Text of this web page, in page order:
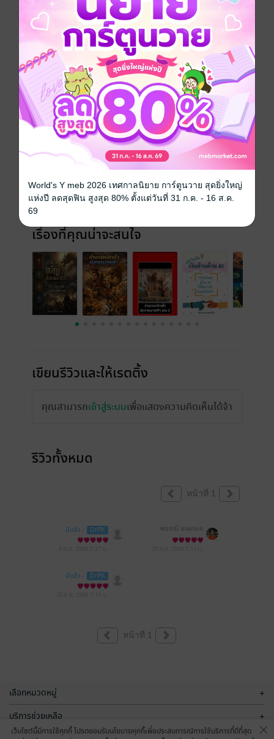
วันที่วางขาย 26 สิงหาคม 2563
ความยาว 173 หน้า
ราคาปก 170 บาท (ประหยัด 20%)
เล่มอื่นๆ ในซีรีส์ ดูทั้งหมด
เรื่องที่คุณน่าจะสนใจ
เขียนรีวิวและให้เรตติ้ง
คุณสามารถเข้าสู่ระบบเพื่อแสดงความคิดเห็นได้จ้า
รีวิวทั้งหมด
หน้าที่ 1
มีแล้ว - DrPK พรรณี เกษกมล
มีแล้ว - DrPK
หน้าที่ 1
เลือกหมวดหมู่ +
บริการช่วยเหลือ +
เว็บไซต์นี้มีการใช้คุกกี้ โปรดยอมรับนโยบายคุกกี้เพื่อประสบการณ์การใช้บริการที่ดีที่สุด
World's Y meb 2026 เทศกาลนิยาย การ์ตูนวาย สุดยิ่งใหญ่
แห่งปี ลดสุดฟิน สูงสุด 80% ตั้งแต่วันที่ 31 ก.ค. - 16 ส.ค.
69